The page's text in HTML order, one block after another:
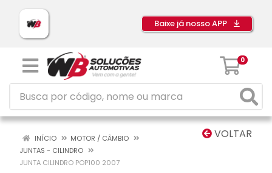
Baixe já nosso APP
0
VOLTAR
INÍCIO
MOTOR / CÂMBIO
JUNTAS - CILINDRO
JUNTA CILINDRO POP100 2007